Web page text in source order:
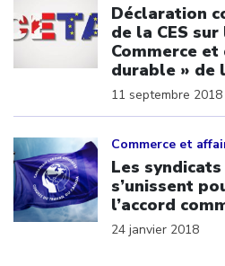
Déclaration
de la CES
Commerce
durable » de
11 septembre 2018
Commerce et
Les
s’unissent
l’accord
24 janvier 2018